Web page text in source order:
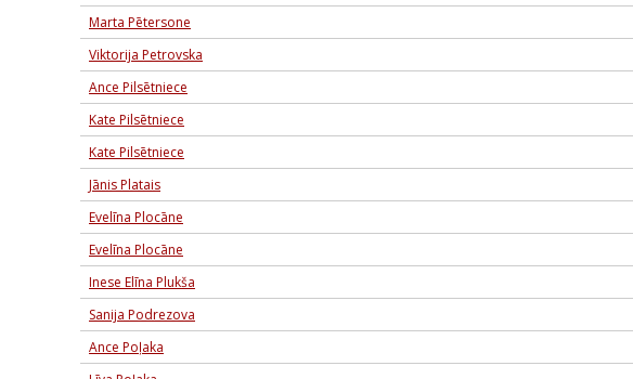
Marta Pētersone
Viktorija Petrovska
Ance Pilsētniece
Kate Pilsētniece
Kate Pilsētniece
Jānis Platais
Evelīna Plocāne
Evelīna Plocāne
Inese Elīna Plukša
Sanija Podrezova
Ance Poļaka